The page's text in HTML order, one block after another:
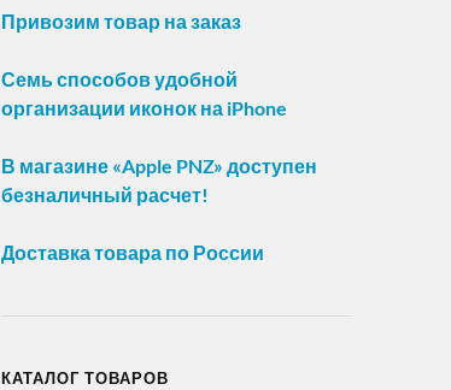
Привозим товар на заказ
Семь способов удобной
организации иконок на iPhone
В магазине «Apple PNZ» доступен
безналичный расчет!
Доставка товара по России
КАТАЛОГ ТОВАРОВ